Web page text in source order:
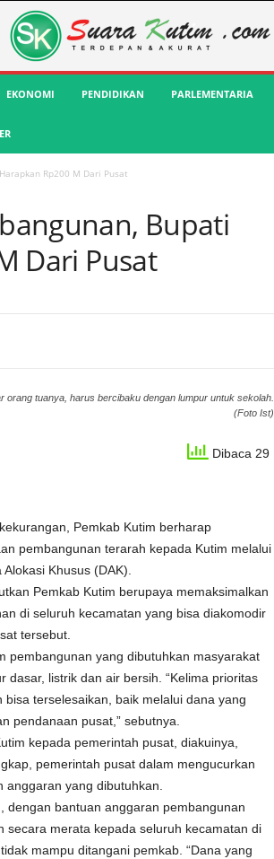
EKONOMI PENDIDIKAN PARLEMENTARIA
Rp200 M Dari Pusat
Bupati
Dari Pusat
orang tuanya, harus bercibaku dengan lumpur untuk sekolah.
(Foto Ist)
Dibaca 29
Pemkab Kutim berharap
pembangunan terarah kepada Kutim melalui
Khusus (DAK).
Pemkab Kutim berupaya memaksimalkan
di seluruh kecamatan yang bisa diakomodir
tersebut.
pembangunan yang dibutuhkan masyarakat
listrik dan air bersih. “Kelima prioritas
terselesaikan, baik melalui dana yang
pendanaan pusat,” sebutnya.
kepada pemerintah pusat, diakuinya,
pemerintah pusat dalam mengucurkan
yang dibutuhkan.
dengan bantuan anggaran pembangunan
merata kepada seluruh kecamatan di
mampu ditangani pemkab. “Dana yang